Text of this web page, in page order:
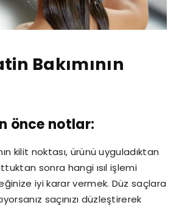
Bakımının
önce notlar:
kilit noktası, ürünü uyguladıktan
sonra hangi ısıl işlemi
iyi karar vermek. Düz saçlara
saçınızı düzleştirerek